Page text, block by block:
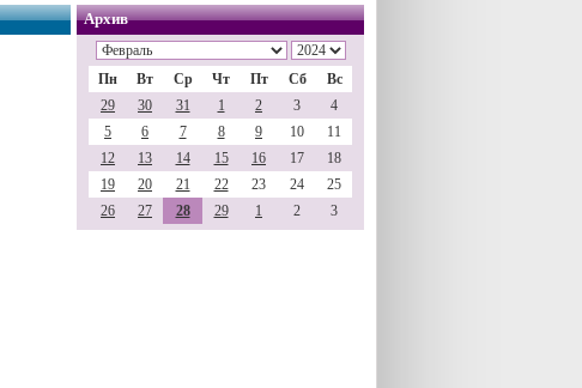
Архив
Пн Вт Ср Чт Пт Сб
Вс
29
30 31 1 2 3
4
5
6 7 8 9 10
11
12
13 14 15 16 17
18
19
20 21 22 23 24
25
26
27 28 29 1 2 3